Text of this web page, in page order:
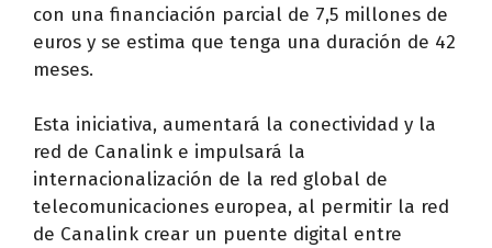
con una financiación parcial de 7,5 millones de
euros y se estima que tenga una duración de 42
meses.
Esta iniciativa, aumentará la conectividad y la
red de Canalink e impulsará la
internacionalización de la red global de
telecomunicaciones europea, al permitir la red
de Canalink crear un puente digital entre